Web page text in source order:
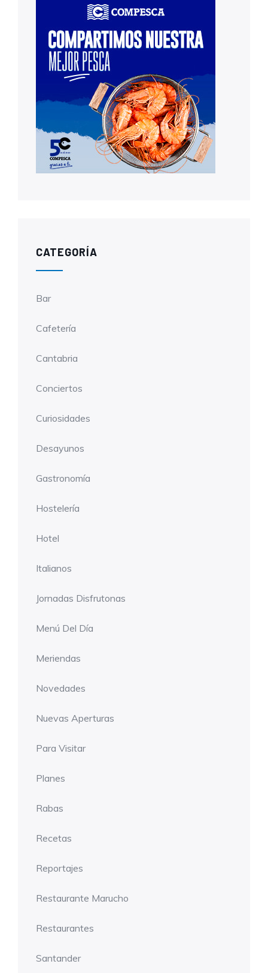
CATEGORÍA
Bar
Cafetería
Cantabria
Conciertos
Curiosidades
Desayunos
Gastronomía
Hostelería
Hotel
Italianos
Jornadas Disfrutonas
Menú Del Día
Meriendas
Novedades
Nuevas Aperturas
Para Visitar
Planes
Rabas
Recetas
Reportajes
Restaurante Marucho
Restaurantes
Santander